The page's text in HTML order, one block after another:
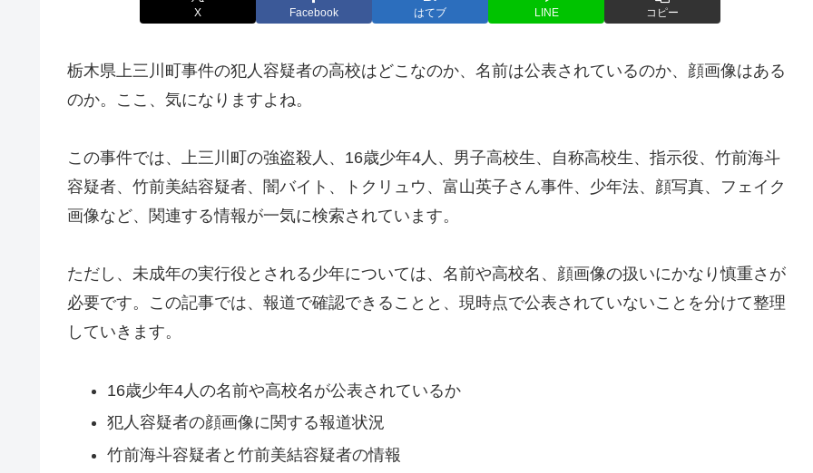
X Facebook はてブ LINE コピー
栃木県上三川町事件の犯人容疑者の高校はどこなのか、名前は公表されているのか、顔画像はある
のか。ここ、気になりますよね。
この事件では、上三川町の強盗殺人、16歳少年4人、男子高校生、自称高校生、指示役、竹前海斗
容疑者、竹前美結容疑者、闇バイト、トクリュウ、富山英子さん事件、少年法、顔写真、フェイク
画像など、関連する情報が一気に検索されています。
ただし、未成年の実行役とされる少年については、名前や高校名、顔画像の扱いにかなり慎重さが
必要です。この記事では、報道で確認できることと、現時点で公表されていないことを分けて整理
していきます。
16歳少年4人の名前や高校名が公表されているか
犯人容疑者の顔画像に関する報道状況
竹前海斗容疑者と竹前美結容疑者の情報